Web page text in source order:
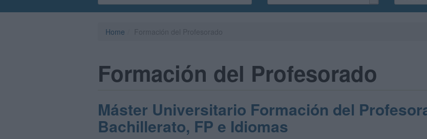
Home
Formación del Profesorado
Máster Universitario Formación del
Bachillerato, FP e Idiomas